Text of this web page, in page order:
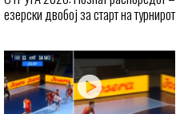
езерски двобој за старт на турнирот